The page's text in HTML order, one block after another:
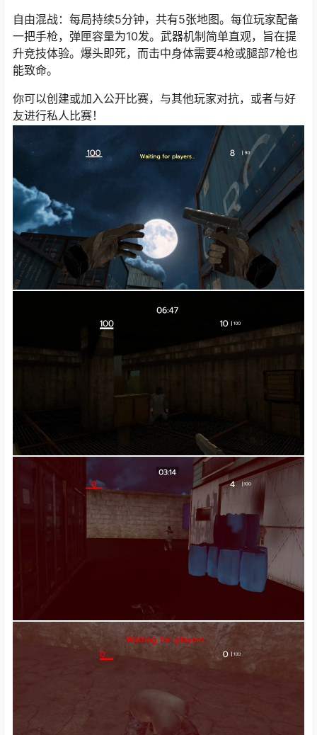
自由混战：每局持续5分钟，共有5张地图。每位玩家配备
一把手枪，弹匣容量为10发。武器机制简单直观，旨在提
升竞技体验。爆头即死，而击中身体需要4枪或腿部7枪也
能致命。
你可以创建或加入公开比赛，与其他玩家对抗，或者与好
友进行私人比赛！